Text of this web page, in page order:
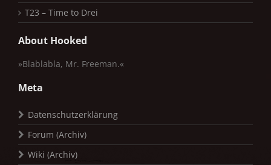
T23 – Time to Drei
About Hooked
»Blablabla, Mr. Freeman.«
Meta
Datenschutzerklärung
Forum (Archiv)
Wiki (Archiv)